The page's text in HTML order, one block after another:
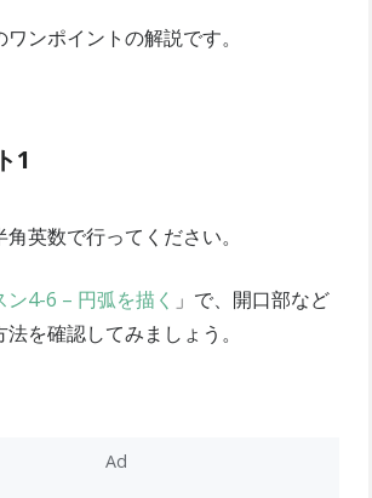
ンポイントの解説です。
1
英数で行ってください。
ン4-6 – 円弧を描く 」で、開口部など
を確認してみましょう。